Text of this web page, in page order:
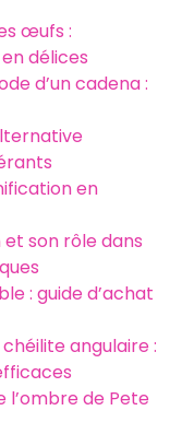
œufs :
délices
d’un cadena :
en
et son rôle dans
: guide d’achat
angulaire :
l’ombre de Pete